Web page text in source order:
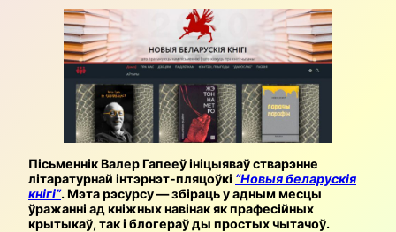
Пісьменнік Валер Гапееў ініцыяваў стварэнне
літаратурнай інтэрнэт-пляцоўкі “Новыя беларускія
кнігі”. Мэта рэсурсу — збіраць у адным месцы
ўражанні ад кніжных навінак як прафесійных
крытыкаў, так і блогераў ды простых чытачоў.